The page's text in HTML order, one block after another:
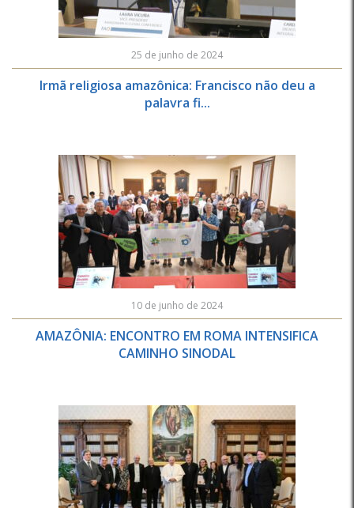
25 de junho de 2024
Irmã religiosa amazônica: Francisco não deu a
palavra fi...
10 de junho de 2024
AMAZÔNIA: ENCONTRO EM ROMA INTENSIFICA
CAMINHO SINODAL